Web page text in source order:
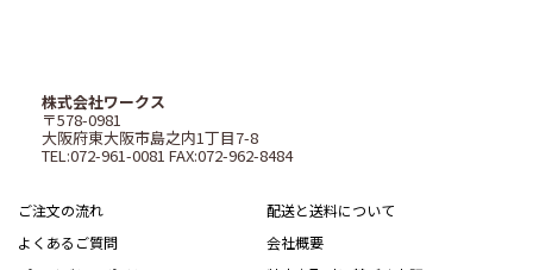
株式会社ワークス
〒578-0981
大阪府東大阪市島之内1丁目7-8
TEL:072-961-0081 FAX:072-962-8484
ご注文の流れ
配送と送料について
よくあるご質問
会社概要